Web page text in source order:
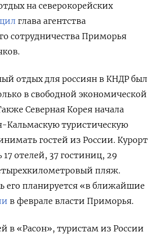
на северокорейских
глава агентства
сотрудничества Приморья
отдых для россиян в КНДР был
в свободной экономической
Северная Корея начала
Кальмаскую туристическую
гостей из России. Курорт
17 отелей, 37 гостиниц, 29
пляж.
его планируется «в ближайшие
в феврале власти Приморья.
«Расон», туристам из России